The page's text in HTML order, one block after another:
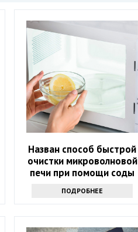
Назван способ быстрой
очистки микроволновой
печи при помощи соды
ПОДРОБНЕЕ